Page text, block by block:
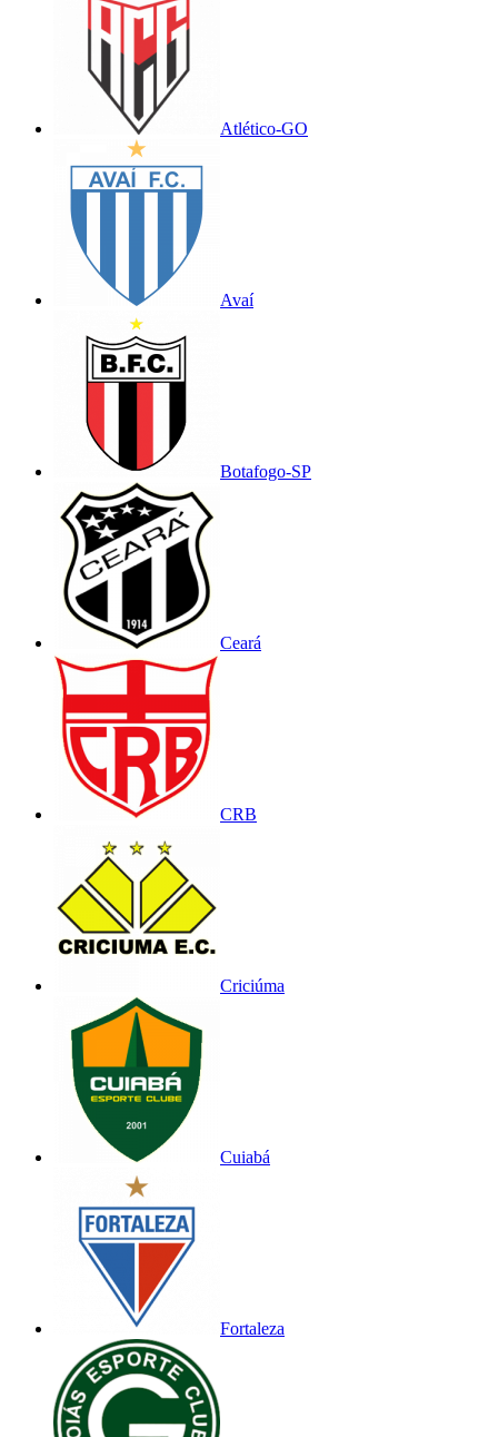
Atlético-GO
Avaí
Botafogo-SP
Ceará
CRB
Criciúma
Cuiabá
Fortaleza